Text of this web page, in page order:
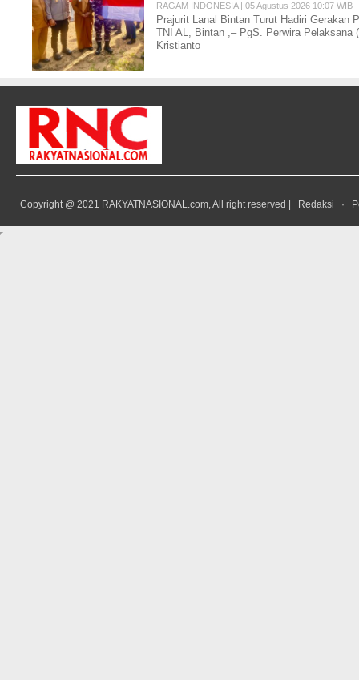
RAGAM INDONESIA | 05 Agustus 2026 10:07 WIB
Prajurit Lanal Bintan Turut Hadiri Gerakan
TNI AL, Bintan ,– PgS. Perwira Pelaksana
Kristianto
Copyright @ 2021 RAKYATNASIONAL.com, All right reserved | Redaksi ·